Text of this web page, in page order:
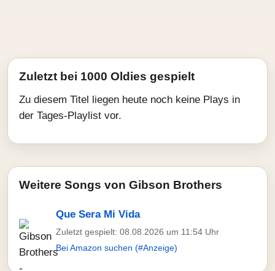
Zuletzt bei 1000 Oldies gespielt
Zu diesem Titel liegen heute noch keine Plays in
der Tages-Playlist vor.
Weitere Songs von Gibson Brothers
Que Sera Mi Vida
Zuletzt gespielt: 08.08.2026 um 11:54 Uhr
Bei Amazon suchen (#Anzeige)